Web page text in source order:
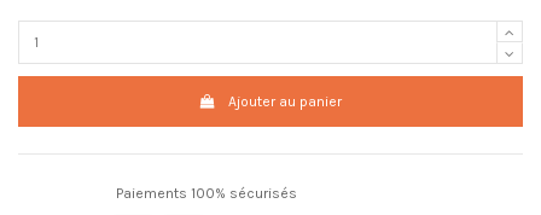
Ajouter au panier
Paiements 100% sécurisés